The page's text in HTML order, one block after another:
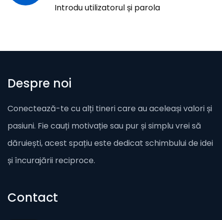
Introdu utilizatorul și parola
Despre noi
Conectează-te cu alți tineri care au aceleași valori și
pasiuni. Fie cauți motivație sau pur și simplu vrei să
dăruiești, acest spațiu este dedicat schimbului de idei
și încurajării reciproce.
Contact